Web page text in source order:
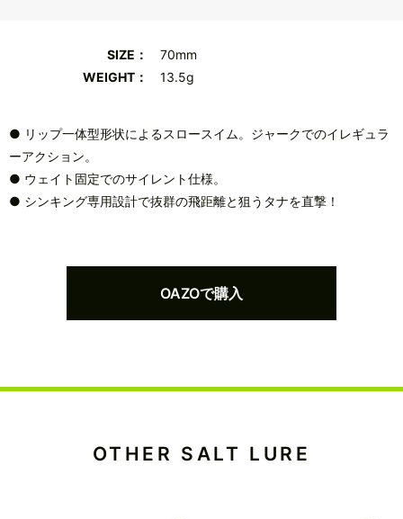
SIZE：
70mm
WEIGHT：
13.5g
● リップ一体型形状によるスロースイム。ジャークでのイレギュラ
ーアクション。
● ウェイト固定でのサイレント仕様。
● シンキング専用設計で抜群の飛距離と狙うタナを直撃！
OAZOで購入
OTHER SALT LURE